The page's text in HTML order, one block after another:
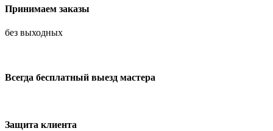
Принимаем заказы
без выходных
Всегда бесплатный выезд мастера
Защита клиента